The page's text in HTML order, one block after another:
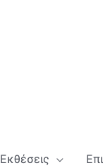
Εκθέσεις